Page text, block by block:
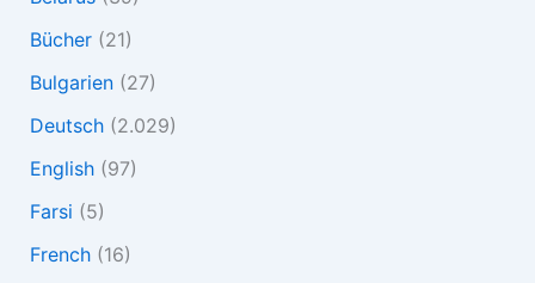
Bücher(21)
Bulgarien(27)
Deutsch(2.029)
English(97)
Farsi (5)
French(16)